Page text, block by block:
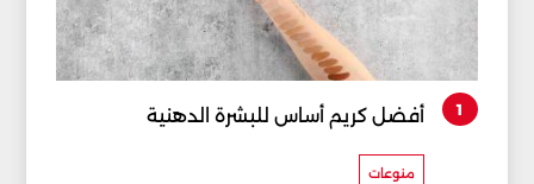
1 أفضل كريم أساس للبشرة الدهنية
منوعات